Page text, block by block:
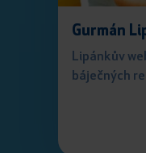
Gurmán
Lipánkův
báječných